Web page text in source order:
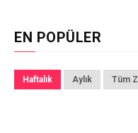
EN POPÜLER
Haftalık Aylık Tüm